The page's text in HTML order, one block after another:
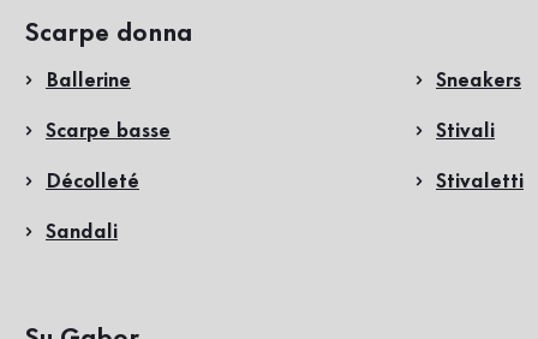
Scarpe donna
Ballerine
Scarpe basse
Décolleté
Sandali
Sneakers
Stivali
Stivaletti